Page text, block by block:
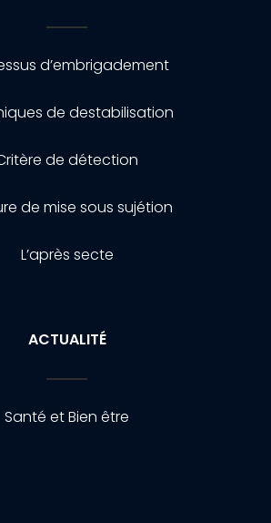
d’embrigadement
de destabilisation
de détection
de mise sous sujétion
L’après secte
ACTUALITÉ
Santé et Bien être